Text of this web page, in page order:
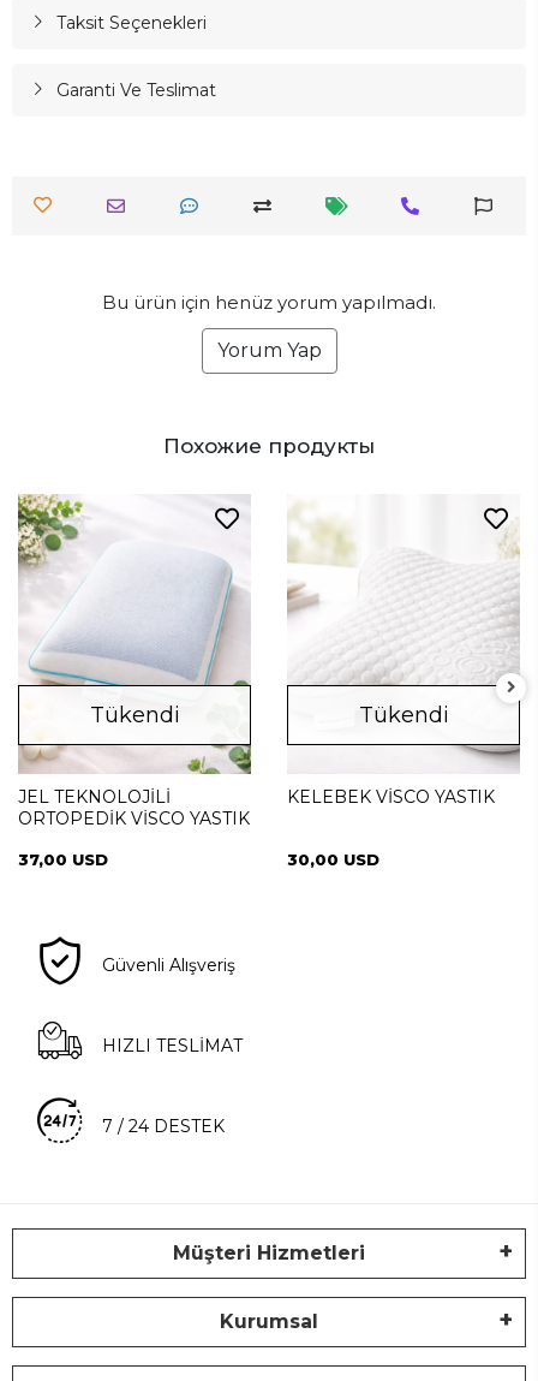
Taksit Seçenekleri
Garanti Ve Teslimat
Bu ürün için henüz yorum yapılmadı.
Yorum Yap
Похожие продукты
Tükendi
JEL TEKNOLOJİLİ
ORTOPEDİK VİSCO YASTIK
37,00 USD
Tükendi
KELEBEK VİSCO YASTIK
30,00 USD
Güvenli Alışveriş
HIZLI TESLİMAT
7 / 24 DESTEK
Müşteri Hizmetleri
Kurumsal